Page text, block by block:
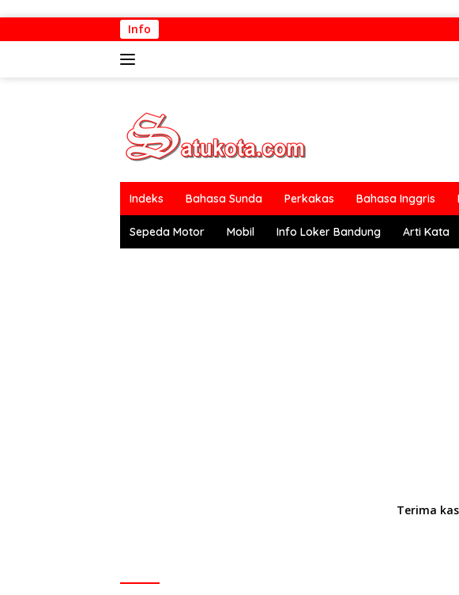
ke
Info
Indeks Bahasa Sunda Perkakas Bahasa Inggris
Sepeda Motor Mobil Info Loker Bandung Arti Kata
Terima